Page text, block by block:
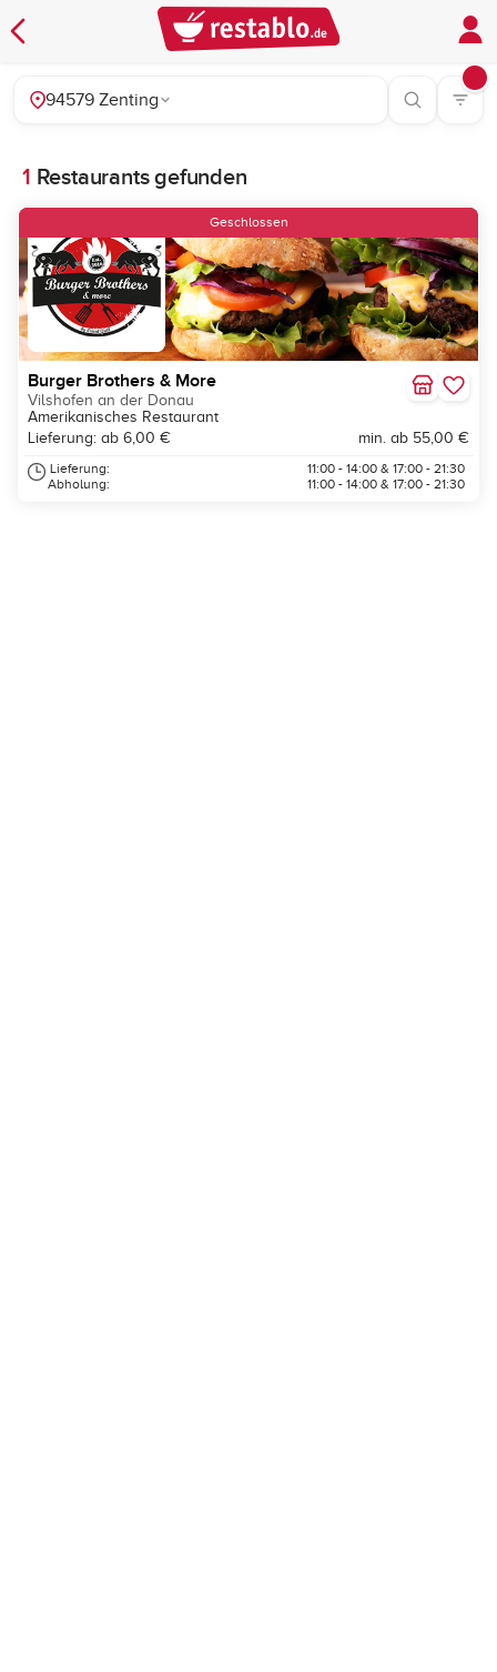
94579 Zenting
1 Restaurants gefunden
Geschlossen
Burger Brothers & More
Vilshofen an der Donau
Amerikanisches Restaurant
Lieferung: ab 6,00 €
min. ab 55,00 €
Lieferung:
Abholung:
11:00 - 14:00 & 17:00 - 21:30
11:00 - 14:00 & 17:00 - 21:30